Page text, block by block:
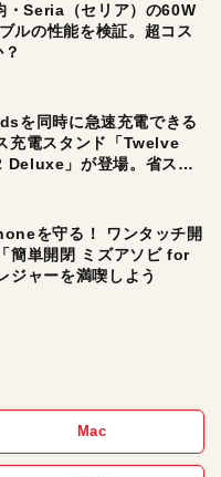
・Seria（セリア）の60W
ルの性能を検証。超コス
を同時に急速充電できる
充電スタンド「Twelve
」が登場。省スペ
充電したい人にオスス
を守る！ ワンタッチ開
簡単開閉 ミズアソビ for
ジャーを満喫しよう
Mac